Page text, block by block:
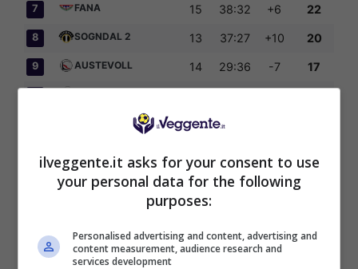
7 FANA 15 38:32 +6 22
8 SOGNDAL 2 13 37:27 +10 20
9 AUSTEVOLL 14 29:36 -7 17
14 22:31
VAREGG 14 20:28 -8
FK FYLLINGSDALEN 15
ilveggente.it asks for your consent to use
your personal data for the following
purposes:
Personalised advertising and content, advertising and
content measurement, audience research and
services development